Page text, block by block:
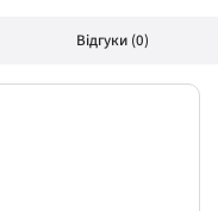
Відгуки (0)